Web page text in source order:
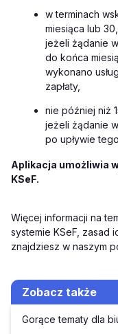
w terminach
miesiąca lub
jeżeli żądanie
do końca
wykonano
zapłaty,
nie później niż
jeżeli żądanie
po upływie
Aplikacja umożliwia
KSeF.
Więcej informacji na
systemie KSeF, zasad
znajdziesz w naszym
Zobacz także
Gorące tematy dla